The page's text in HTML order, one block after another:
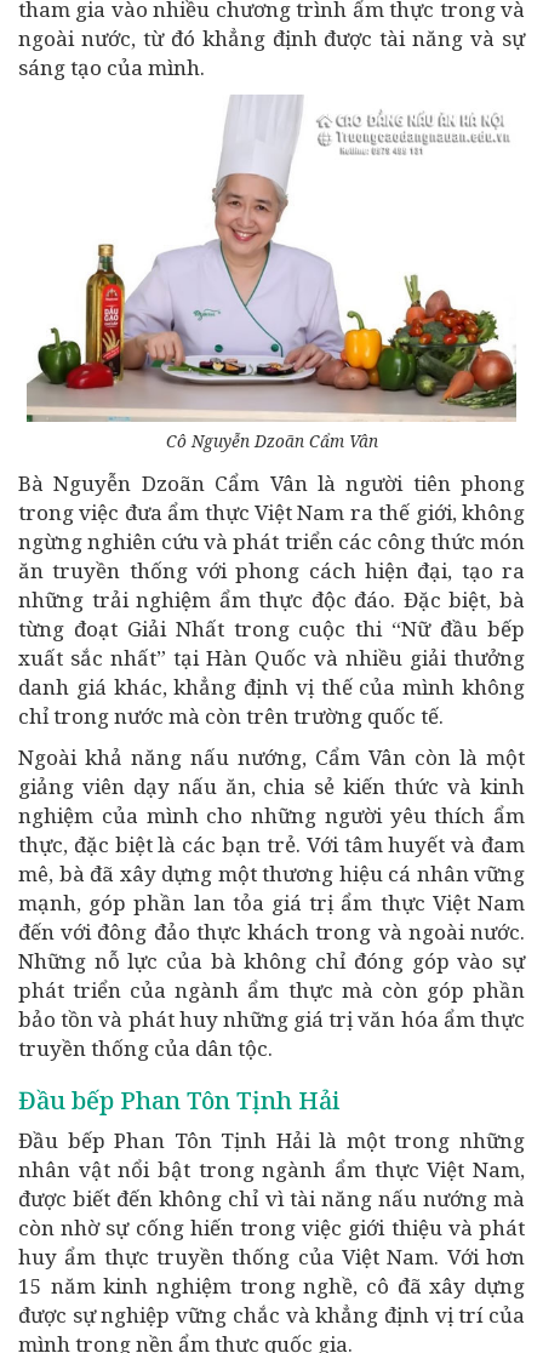
tham gia vào nhiều chương trình ẩm thực trong và
ngoài nước, từ đó khẳng định được tài năng và sự
sáng tạo của mình.
Cô Nguyễn Dzoãn Cẩm Vân
Bà Nguyễn Dzoãn Cẩm Vân là người tiên phong
trong việc đưa ẩm thực Việt Nam ra thế giới, không
ngừng nghiên cứu và phát triển các công thức món
ăn truyền thống với phong cách hiện đại, tạo ra
những trải nghiệm ẩm thực độc đáo. Đặc biệt, bà
từng đoạt Giải Nhất trong cuộc thi “Nữ đầu bếp
xuất sắc nhất” tại Hàn Quốc và nhiều giải thưởng
danh giá khác, khẳng định vị thế của mình không
chỉ trong nước mà còn trên trường quốc tế.
Ngoài khả năng nấu nướng, Cẩm Vân còn là một
giảng viên dạy nấu ăn, chia sẻ kiến thức và kinh
nghiệm của mình cho những người yêu thích ẩm
thực, đặc biệt là các bạn trẻ. Với tâm huyết và đam
mê, bà đã xây dựng một thương hiệu cá nhân vững
mạnh, góp phần lan tỏa giá trị ẩm thực Việt Nam
đến với đông đảo thực khách trong và ngoài nước.
Những nỗ lực của bà không chỉ đóng góp vào sự
phát triển của ngành ẩm thực mà còn góp phần
bảo tồn và phát huy những giá trị văn hóa ẩm thực
truyền thống của dân tộc.
Đầu bếp Phan Tôn Tịnh Hải
Đầu bếp Phan Tôn Tịnh Hải là một trong những
nhân vật nổi bật trong ngành ẩm thực Việt Nam,
được biết đến không chỉ vì tài năng nấu nướng mà
còn nhờ sự cống hiến trong việc giới thiệu và phát
huy ẩm thực truyền thống của Việt Nam. Với hơn
15 năm kinh nghiệm trong nghề, cô đã xây dựng
được sự nghiệp vững chắc và khẳng định vị trí của
mình trong nền ẩm thực quốc gia.